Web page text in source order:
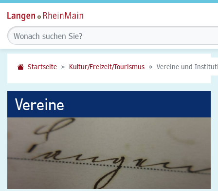
Startseite Kultur/Freizeit/Tourismus Vereine und
Vereine